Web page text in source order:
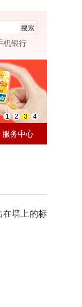
搜索
机银行
1 2 3 4
服务中心
在墙上的标